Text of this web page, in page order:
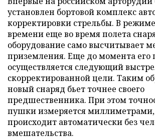
установлен бортовой комплекс
корректировки стрельбы. В
времени еще во время полета
оборудование само высчитывает
приземления. Еще до момента его
осуществляется следующий
скорректированной цели. Таким
новый снаряд бьет точнее своего
предшественника. При этом
пушки измеряется миллиметрами,
происходит автоматически без
вмешательства.